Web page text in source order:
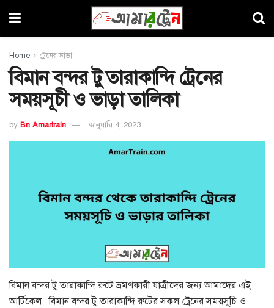
Home ট্রেনের ভাড়া
বিমান বন্দর টু তারাকান্দি ট্রেনের
সময়সূচী ও ভাড়া তালিকা
by Bn Amartrain জানুয়ারি 4, 2023
বিমান বন্দর টু তারাকান্দি রুটে ভ্রমণকারী যাত্রীদের জন্য আমাদের এই
আর্টিকেল। বিমান বন্দর টু তারাকান্দি রুটের সকল ট্রেনের সময়সূচি ও